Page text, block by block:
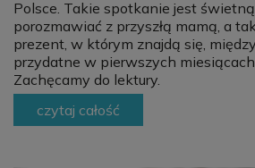
Polsce. Takie spotkanie jest
porozmawiać z przyszłą mamą, a
prezent, w którym znajdą się,
przydatne w pierwszych
Zachęcamy do lektury.
czytaj całość